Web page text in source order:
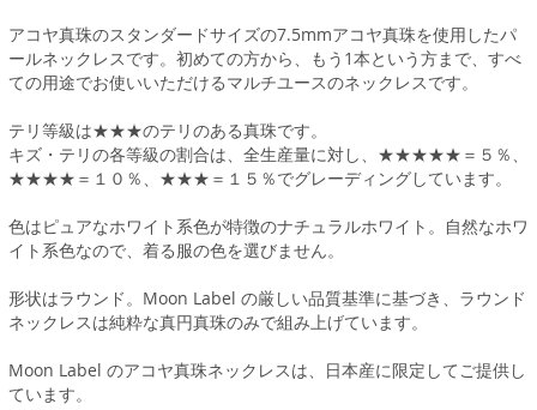
アコヤ真珠のスタンダードサイズの7.5mmアコヤ真珠を使用したパ
ールネックレスです。初めての方から、もう1本という方まで、すべ
ての用途でお使いいただけるマルチユースのネックレスです。
テリ等級は★★★のテリのある真珠です。
キズ・テリの各等級の割合は、全生産量に対し、★★★★★＝５％、
★★★★＝１０％、★★★＝１５％でグレーディングしています。
色はピュアなホワイト系色が特徴のナチュラルホワイト。自然なホワ
イト系色なので、着る服の色を選びません。
形状はラウンド。Moon Label の厳しい品質基準に基づき、ラウンド
ネックレスは純粋な真円真珠のみで組み上げています。
Moon Label のアコヤ真珠ネックレスは、日本産に限定してご提供し
ています。